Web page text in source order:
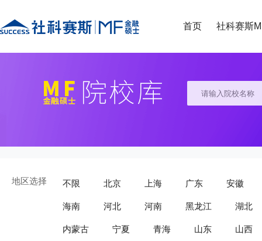
首页 社科赛斯
地区选择 不限 北京 上海 广东 安徽
海南 河北 河南 黑龙江 湖北
内蒙古 宁夏 青海 山东 山西